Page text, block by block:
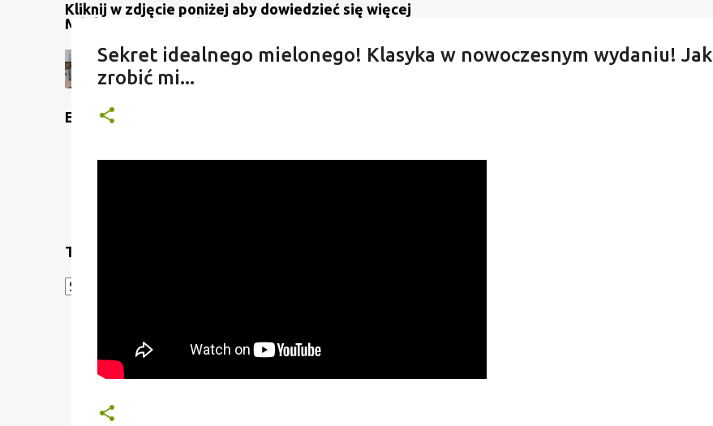
Kliknij w zdjęcie poniżej aby dowiedzieć się więcej
Mój kanał na YouTube
Etykiety
Translate
Sekret idealnego mielonego! Klasyka w nowoczesnym wydaniu! Jak
zrobić mi...